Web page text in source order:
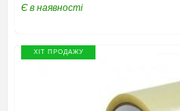
Є в наявності
ХІТ ПРОДАЖУ